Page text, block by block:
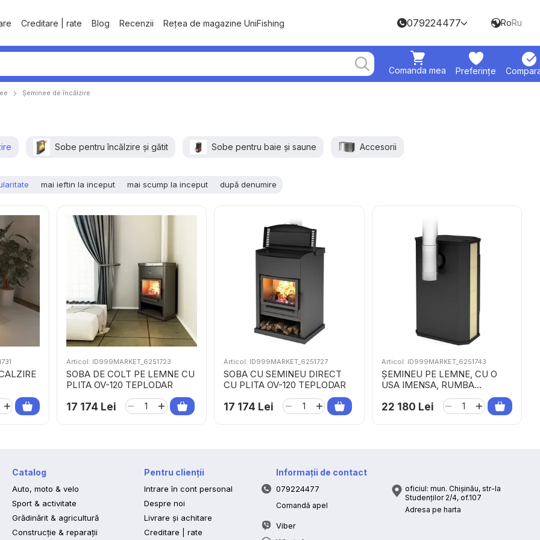
Creditare | rate Blog Recenzii Rețea de magazine UniFishing 079224477 RoRu
Comanda mea Preferințe
Șeminee de încălzire
Sobe pentru încălzire și gătit Sobe pentru baie și saune Accesorii
mai ieftin la inceput mai scump la inceput după denumire
Articol: ID999MARKET_6251723
SOBA DE COLT PE LEMNE CU
PLITA OV-120 TEPLODAR
17 174 Lei
Articol: ID999MARKET_6251727
SOBA CU SEMINEU DIRECT
CU PLITA OV-120 TEPLODAR
17 174 Lei
Articol: ID999MARKET_6251743
ȘEMINEU PE LEMNE, CU O
USA IMENSA, RUMBA
22 180 Lei
Catalog
Auto, moto & velo
Sport & activitate
Grădinărit & agricultură
Construcție & reparații
Pentru clienții
Intrare în cont personal
Despre noi
Livrare și achitare
Creditare | rate
Informații de contact
079224477
Comandă apel
Viber
oficiul: mun. Chișinău, str-la
Studenților 2/4, of.107
Adresa pe harta